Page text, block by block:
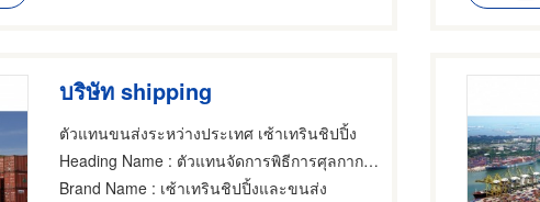
บริษัท shipping
ตัวแทนขนส่งระหว่างประเทศ เซ้าเทรินชิปปิ้ง
Heading Name : ตัวแทนจัดการพิธีการศุลกากร,นายหน้าดำเนินการพิธีการศุลกากร,ศุลกากร
Brand Name : เซ้าเทรินชิปปิ้งและขนส่ง